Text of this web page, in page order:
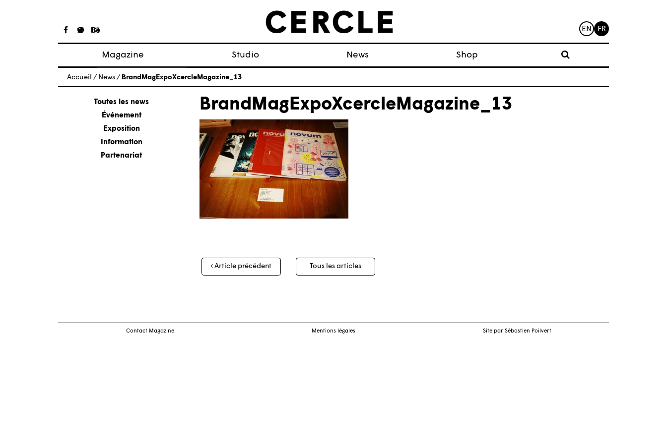
EN FR
Magazine
Articles
À propos
Numéros
Studio News Shop
Accueil / News / BrandMagExpoXcercleMagazine_13
Toutes les news
Événement
Exposition
Information
Partenariat
BrandMagExpoXcercleMagazine_13
Navigation
des
Article précédent Tous les articles
Contact Magazine Mentions légales Site par Sébastien Poilvert